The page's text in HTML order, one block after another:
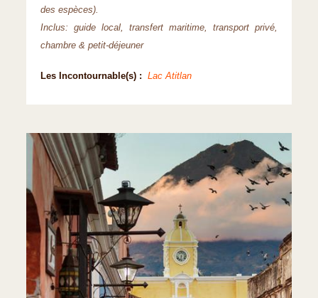
des espèces).
Inclus: guide local, transfert maritime, transport privé,
chambre & petit-déjeuner
Les Incontournable(s) : Lac Atitlan